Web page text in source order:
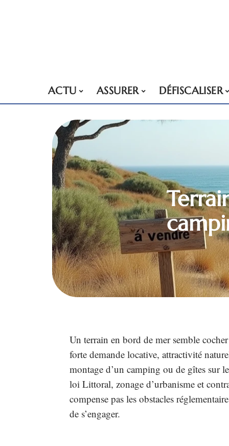
ACTU ASSURER DÉFISCALISER
Un terrain en bord de mer semble
forte demande locative, attractivité
montage d’un camping ou de gîtes sur
loi Littoral, zonage d’urbanisme et
compense pas les obstacles
de s’engager.